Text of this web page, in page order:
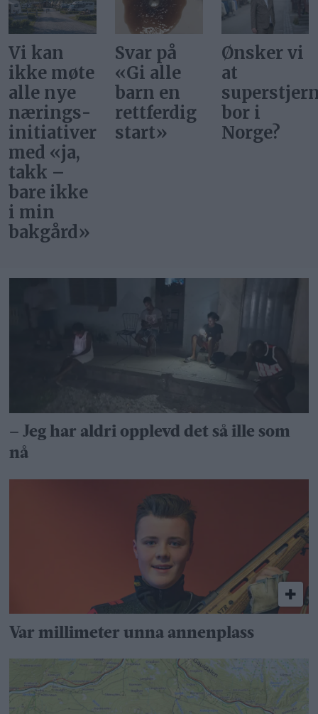
Vi kan
ikke møte
alle nye
nærings­
initiativer
med «ja,
takk –
bare ikke
i min
bakgård»
Svar på
«Gi alle
barn en
rettferdig
start»
Ønsker vi
at
bor i
Norge?
– Jeg har aldri opplevd det så ille som
nå
Var millimeter unna annenplass